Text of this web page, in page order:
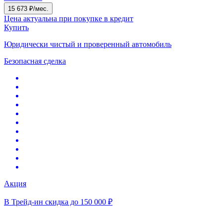
15 673 ₽/мес.
Цена актуальна при покупке в кредит
Купить
Юридически чистый и проверенный автомобиль
Безопасная сделка
Акция
В Трейд-ин скидка до 150 000 ₽